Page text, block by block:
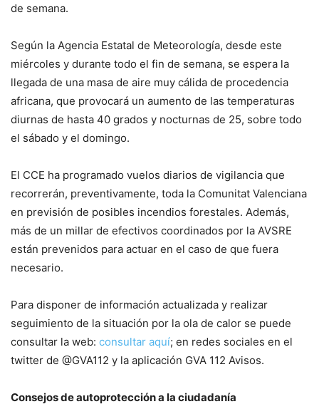
de semana.
Según la Agencia Estatal de Meteorología, desde este
miércoles y durante todo el fin de semana, se espera la
llegada de una masa de aire muy cálida de procedencia
africana, que provocará un aumento de las temperaturas
diurnas de hasta 40 grados y nocturnas de 25, sobre todo
el sábado y el domingo.
El CCE ha programado vuelos diarios de vigilancia que
recorrerán, preventivamente, toda la Comunitat Valenciana
en previsión de posibles incendios forestales. Además,
más de un millar de efectivos coordinados por la AVSRE
están prevenidos para actuar en el caso de que fuera
necesario.
Para disponer de información actualizada y realizar
seguimiento de la situación por la ola de calor se puede
consultar la web: consultar aquí; en redes sociales en el
twitter de @GVA112 y la aplicación GVA 112 Avisos.
Consejos de autoprotección a la ciudadanía